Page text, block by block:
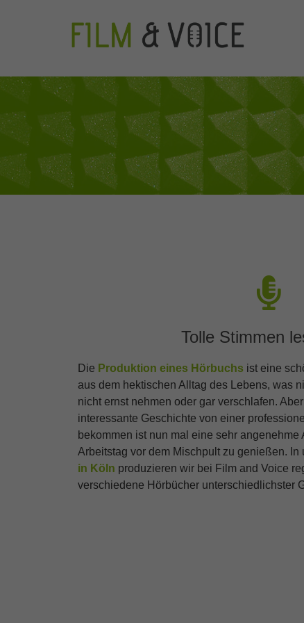
Tolle Stimmen
Die Produktion eines Hörbuchs ist eine
aus dem hektischen Alltag des Lebens, was
nicht ernst nehmen oder gar verschlafen.
interessante Geschichte von einer
bekommen ist nun mal eine sehr angenehme
Arbeitstag vor dem Mischpult zu genießen. In
in Köln produzieren wir bei Film and Voice
verschiedene Hörbücher unterschiedlichster